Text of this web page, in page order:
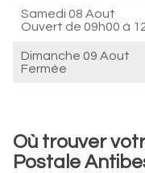
Samedi 08 Aout
Ouvert de 09h00 à
Dimanche 09 Aout
Fermée
Où trouver
Postale